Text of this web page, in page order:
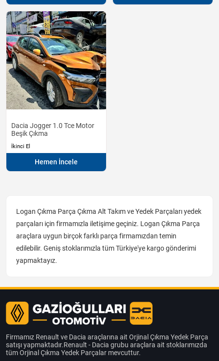
Dacia Jogger 1.0 Tce Motor
Beşik Çıkma
İkinci El
Hemen İncele
Logan Çıkma Parça Çıkma Alt Takım ve Yedek Parçaları yedek
parçaları için firmamızla iletişime geçiniz. Logan Çıkma Parça
araçlara uygun birçok farklı parça firmamızdan temin
edilebilir. Geniş stoklarımızla tüm Türkiye'ye kargo gönderimi
yapmaktayız.
Firmamız Renault ve Dacia araçlarına ait Orjinal Çıkma Yedek Parça
satışı yapmaktadır.Renault - Dacia grubu araçlara ait stoklarımızda
tüm Orjinal Çıkma Yedek Parçalar mevcuttur.